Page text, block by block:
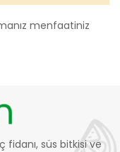
menfaatiniz
fidanı, süs bitkisi ve